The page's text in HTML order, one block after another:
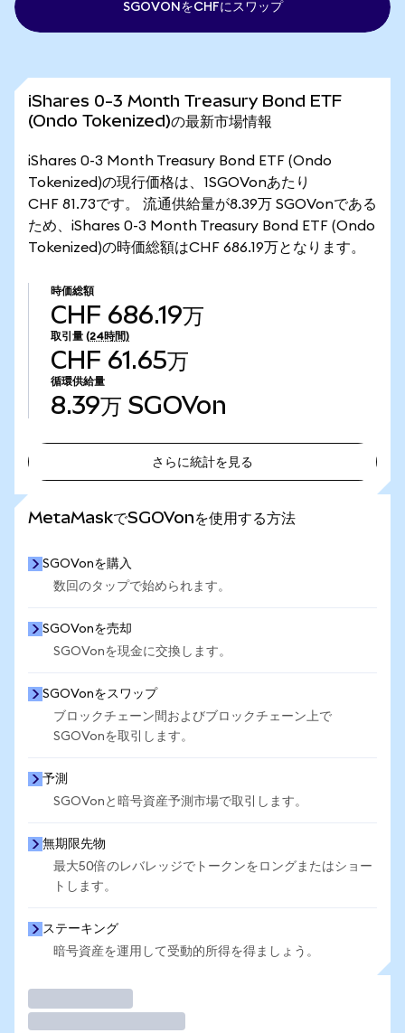
SGOVONをCHFにスワップ
iShares 0-3 Month Treasury Bond ETF
(Ondo Tokenized)の最新市場情報
iShares 0-3 Month Treasury Bond ETF (Ondo
Tokenized)の現行価格は、1SGOVonあたり
CHF 81.73です。 流通供給量が8.39万 SGOVonである
ため、iShares 0-3 Month Treasury Bond ETF (Ondo
Tokenized)の時価総額はCHF 686.19万となります。
時価総額
CHF 686.19万
取引量 (24時間)
CHF 61.65万
循環供給量
8.39万 SGOVon
さらに統計を見る
MetaMaskでSGOVonを使用する方法
SGOVonを購入
数回のタップで始められます。
SGOVonを売却
SGOVonを現金に交換します。
SGOVonをスワップ
ブロックチェーン間およびブロックチェーン上で
SGOVonを取引します。
予測
SGOVonと暗号資産予測市場で取引します。
無期限先物
最大50倍のレバレッジでトークンをロングまたはショー
トします。
ステーキング
暗号資産を運用して受動的所得を得ましょう。